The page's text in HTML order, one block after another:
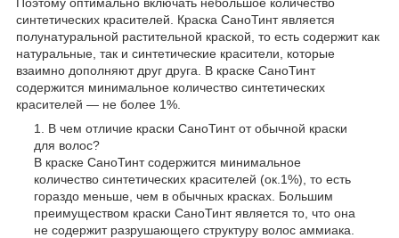
синтетических красителей. Краска СаноТинт является
полунатуральной растительной краской, то есть содержит как
натуральные, так и синтетические красители, которые
взаимно дополняют друг друга. В краске СаноТинт
содержится минимальное количество синтетических
красителей — не более 1%.
В чем отличие краски СаноТинт от обычной краски
для волос?
В краске СаноТинт содержится минимальное
количество синтетических красителей (ок.1%), то есть
гораздо меньше, чем в обычных красках. Большим
преимуществом краски СаноТинт является то, что она
не содержит разрушающего структуру волос аммиака.